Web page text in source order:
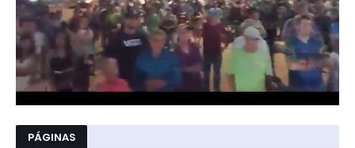
PÁGINAS